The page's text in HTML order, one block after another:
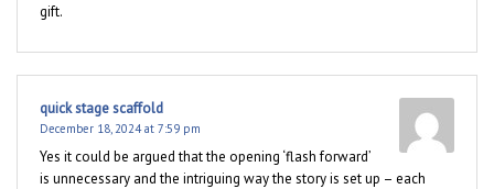
gift.
quick stage scaffold
December 18, 2024 at 7:59 pm
Yes it could be argued that the opening ‘flash forward’
is unnecessary and the intriguing way the story is set up – each